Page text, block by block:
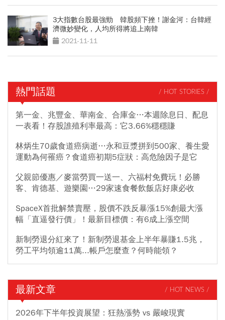
3大指數台股最強勁 韓股頻下挫！謝金河：台韓經
濟微妙變化，人均所得將追上南韓
2021-11-11
熱門話題 / HOT STORIES /
第一金、兆豐金、華南金、合庫金…本週除息日、配息
一表看！存股誰殖利率最高：它3.66%穩穩賺
林炳生70歲食道癌病逝…永和豆漿拼到500家、養生愛
運動為何罹癌？食道癌初期5症狀：高危險因子是它
父親節優惠／麥當勞買一送一、六福村免費玩！必勝
客、肯德基、遊樂園…29家速食餐飲飯店好康必收
SpaceX首批解禁賣壓，股價不跌反暴漲15%創最大漲
幅「直逼發行價」！最新目標價：有6成上漲空間
新制勞退分紅來了！新制勞退基金上半年暴賺1.5兆，
勞工平均領逾11萬...帳戶怎麼查？何時能領？
最新文章 / HOT NEWS /
2026年下半年投資展望：狂熱漲勢 vs 嚴峻現實